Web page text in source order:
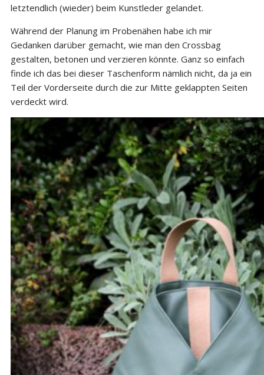
letztendlich (wieder) beim Kunstleder gelandet.
Während der Planung im Probenähen habe ich mir
Gedanken darüber gemacht, wie man den Crossbag
gestalten, betonen und verzieren könnte. Ganz so einfach
finde ich das bei dieser Taschenform nämlich nicht, da ja ein
Teil der Vorderseite durch die zur Mitte geklappten Seiten
verdeckt wird.